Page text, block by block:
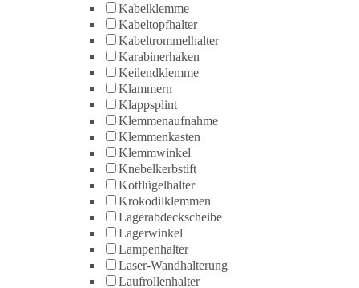
Kabelklemme
Kabeltopfhalter
Kabeltrommelhalter
Karabinerhaken
Keilendklemme
Klammern
Klappsplint
Klemmenaufnahme
Klemmenkasten
Klemmwinkel
Knebelkerbstift
Kotflügelhalter
Krokodilklemmen
Lagerabdeckscheibe
Lagerwinkel
Lampenhalter
Laser-Wandhalterung
Laufrollenhalter